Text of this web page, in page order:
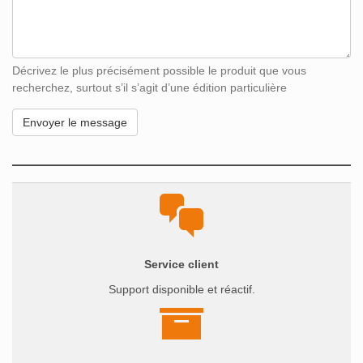
Décrivez le plus précisément possible le produit que vous
recherchez, surtout s’il s’agit d’une édition particulière
Service client
Support disponible et réactif.